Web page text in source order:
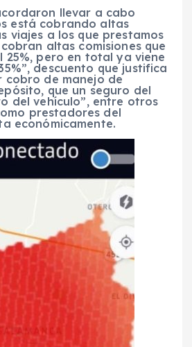
llevar a cabo
está cobrando altas
viajes a los que prestamos
altas comisiones que
25%, pero en total ya viene
descuento que justifica
cobro de manejo de
que un seguro del
del vehículo”, entre otros
prestadores del
económicamente.